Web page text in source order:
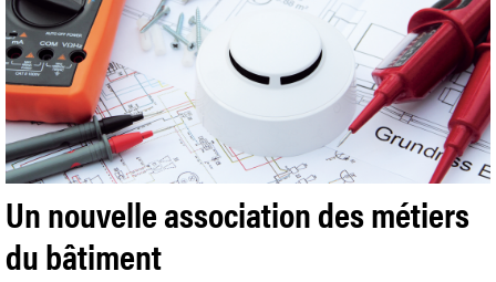
Un nouvelle association des métiers
du bâtiment